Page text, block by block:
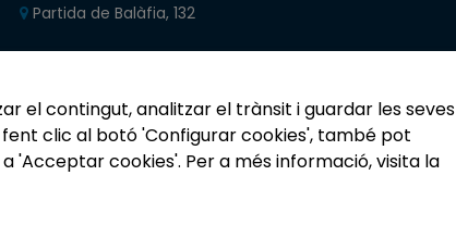
Partida de Balàfia, 132
25196 LLEIDA
el contingut, analitzar el trànsit i guardar les seves
clic al botó 'Configurar cookies', també pot
cookies'. Per a més informació, visita la